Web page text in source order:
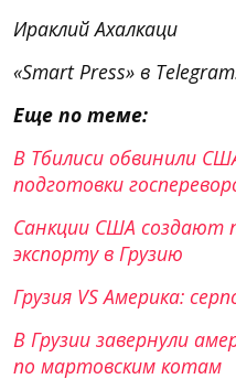
Ираклий Ахалкаци
«Smart Press» в
Еще по теме:
В Тбилиси обвинили
подготовки
Санкции США создают
экспорту в Грузию
Грузия VS Америка:
В Грузии завернули
по мартовским котам